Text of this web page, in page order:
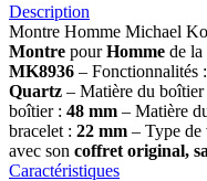
Description
Montre Homme Michael
Montre pourHomme de la
MK8936 – Fonctionnalités :
Quartz – Matière du boîtier
boîtier : 48 mm – Matière
bracelet : 22 mm – Type de
avec son coffret original,
Caractéristiques